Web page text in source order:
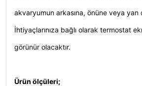
akvaryumun arkasına, önüne veya yan
İhtiyaçlarınıza bağlı olarak termostat
görünür olacaktır.
Ürün ölçüleri;